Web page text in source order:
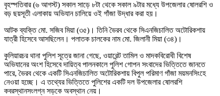
বৃহস্পতিবার (৬ আগস্ট) সকাল সাড়ে ৮টা থেকে সকাল ৯টার মধ্যে উপজেলার ষোলরশি ও
বড় ছয়সূতী এলাকায় অভিযান চালিয়ে ওই গাঁজা উদ্ধার করা হয়।
আটক ব্যক্তি মো. সজিব মিয়া (৩৫)। তিনি ভৈরব থেকে সিএনজিচালিত অটোরিকশায়
যাত্রী হিসেবে আসছিলেন। পলাতক চালকের নাম মো. জিলানী মিয়া (৩৪)।
কুলিয়ারচর থানা পুলিশ সূত্রে জানা গেছে, ওয়ারেন্ট তামিল ও মাদকবিরোধী বিশেষ
অভিযানের অংশ হিসেবে দায়িত্ব পালনকালে পুলিশ গোপন সংবাদের ভিত্তিতে জানতে
পারে, ভৈরব থেকে একটি সিএনজিচালিত অটোরিকশায় বিপুল পরিমাণ গাঁজা ময়মনসিংহে
নেওয়া হচ্ছে। এ তথ্যের ভিত্তিতে পুলিশের একটি দল উপজেলার ষোলরশি
কবরস্থানসংলগ্ন সড়কে অবস্থান নেয়।